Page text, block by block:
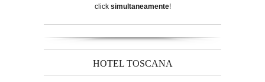
click simultaneamente!
HOTEL TOSCANA